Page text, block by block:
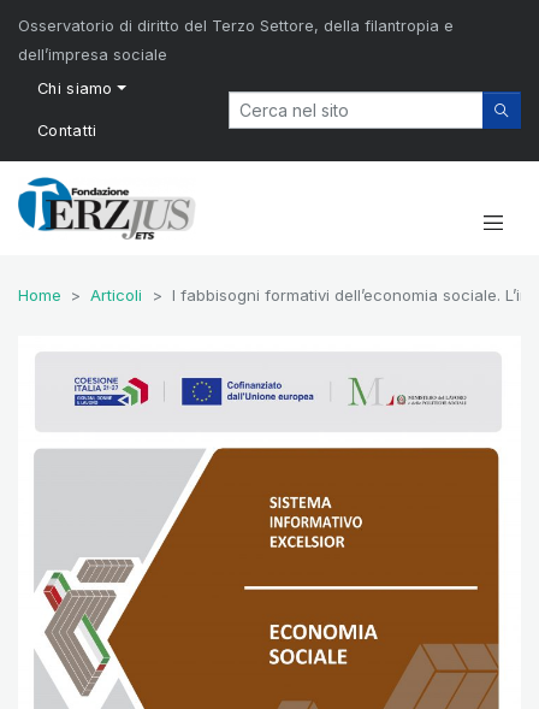
Osservatorio di diritto del Terzo Settore, della filantropia e
dell’impresa sociale
Chi siamo
Contatti
Home Articoli I fabbisogni formativi dell’economia sociale.